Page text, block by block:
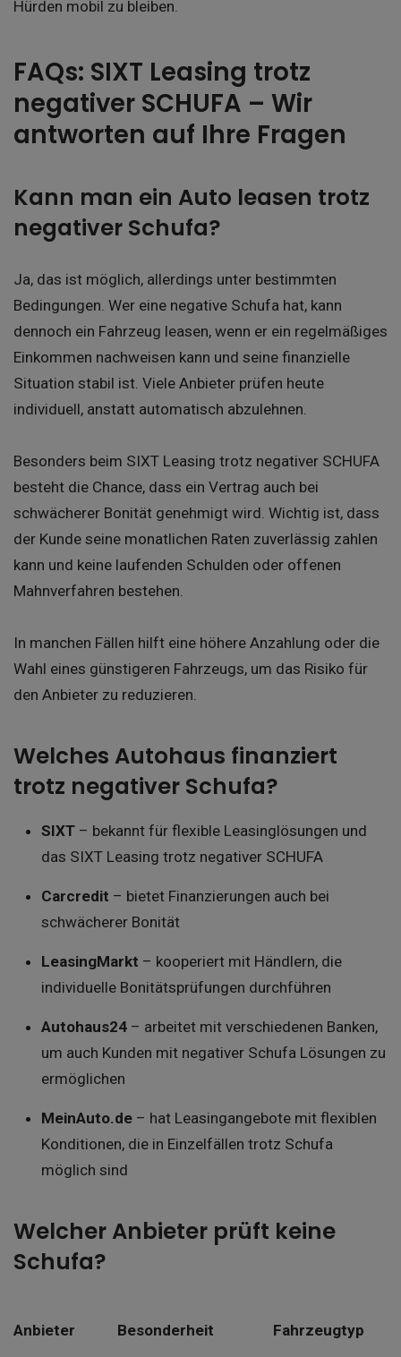
Hürden mobil zu bleiben.
FAQs: SIXT Leasing trotz
negativer SCHUFA – Wir
antworten auf Ihre Fragen
Kann man ein Auto leasen trotz
negativer Schufa?
Ja, das ist möglich, allerdings unter bestimmten
Bedingungen. Wer eine negative Schufa hat, kann
dennoch ein Fahrzeug leasen, wenn er ein regelmäßiges
Einkommen nachweisen kann und seine finanzielle
Situation stabil ist. Viele Anbieter prüfen heute
individuell, anstatt automatisch abzulehnen.
Besonders beim SIXT Leasing trotz negativer SCHUFA
besteht die Chance, dass ein Vertrag auch bei
schwächerer Bonität genehmigt wird. Wichtig ist, dass
der Kunde seine monatlichen Raten zuverlässig zahlen
kann und keine laufenden Schulden oder offenen
Mahnverfahren bestehen.
In manchen Fällen hilft eine höhere Anzahlung oder die
Wahl eines günstigeren Fahrzeugs, um das Risiko für
den Anbieter zu reduzieren.
Welches Autohaus finanziert
trotz negativer Schufa?
SIXT– bekannt für flexible Leasinglösungen und
das SIXT Leasing trotz negativer SCHUFA
Carcredit – bietet Finanzierungen auch bei
schwächerer Bonität
LeasingMarkt – kooperiert mit Händlern, die
individuelle Bonitätsprüfungen durchführen
Autohaus24– arbeitet mit verschiedenen Banken,
um auch Kunden mit negativer Schufa Lösungen zu
ermöglichen
MeinAuto.de– hat Leasingangebote mit flexiblen
Konditionen, die in Einzelfällen trotz Schufa
möglich sind
Welcher Anbieter prüft keine
Schufa?
Anbieter Besonderheit Fahrzeugtyp